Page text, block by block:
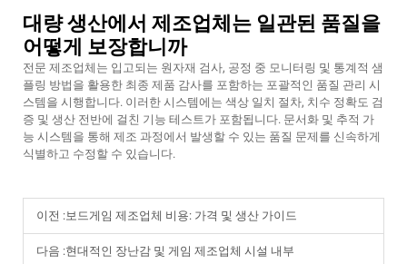
대량 생산에서 제조업체는 일관된 품질을
어떻게 보장합니까
전문 제조업체는 입고되는 원자재 검사, 공정 중 모니터링 및 통계적 샘
플링 방법을 활용한 최종 제품 감사를 포함하는 포괄적인 품질 관리 시
스템을 시행합니다. 이러한 시스템에는 색상 일치 절차, 치수 정확도 검
증 및 생산 전반에 걸친 기능 테스트가 포함됩니다. 문서화 및 추적 가
능 시스템을 통해 제조 과정에서 발생할 수 있는 품질 문제를 신속하게
식별하고 수정할 수 있습니다.
이전 :보드게임 제조업체 비용: 가격 및 생산 가이드
다음 :현대적인 장난감 및 게임 제조업체 시설 내부